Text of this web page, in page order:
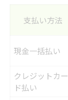
支払い方法
現金一括払い
クレジットカー
ド払い